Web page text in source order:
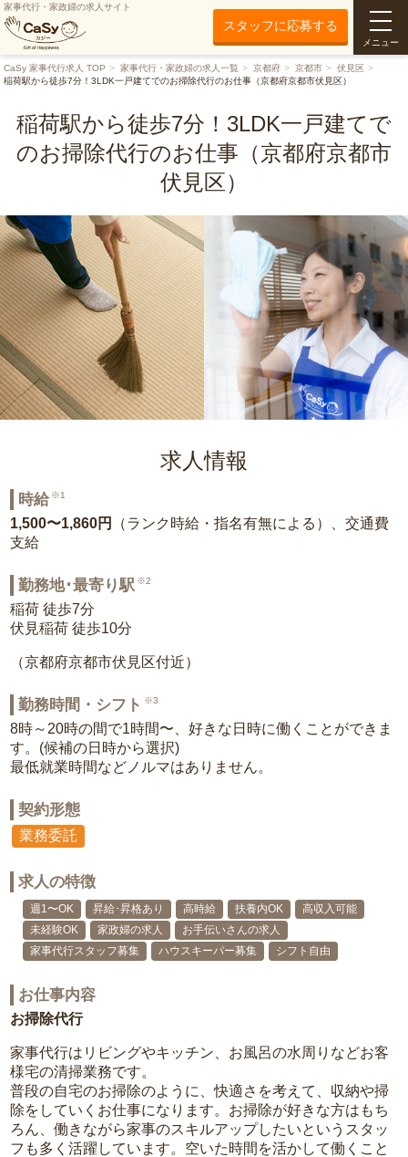
家事代行・家政婦の求人サイト
スタッフに応募する
メニュー
CaSy 家事代行求人 TOP 家事代行・家政婦の求人一覧 京都府 京都市
伏見区
稲荷駅から徒歩7分！3LDK一戸建てでのお掃除代行のお仕事（京都府京都市伏見区）
稲荷駅から徒歩7分！3LDK一戸建てで
のお掃除代行のお仕事（京都府京都市
伏見区）
求人情報
時給 ※1
1,500〜1,860円
（ランク時給・指名有無による）、交通費
支給
勤務地･最寄り駅 ※2
稲荷 徒歩7分
伏見稲荷 徒歩10分
（京都府京都市伏見区付近）
勤務時間・シフト ※3
8時～20時の間で1時間〜、好きな日時に働くことができま
す。(候補の日時から選択)
最低就業時間などノルマはありません。
契約形態
業務委託
求人の特徴
週1〜OK 昇給･昇格あり 高時給 扶養内OK
高収入可能
未経験OK
家政婦の求人
お手伝いさんの求人
家事代行スタッフ募集
ハウスキーパー募集 シフト自由
お仕事内容
お掃除代行
家事代行はリビングやキッチン、お風呂の水周りなどお客
様宅の清掃業務です。
普段の自宅のお掃除のように、快適さを考えて、収納や掃
除をしていくお仕事になります。お掃除が好きな方はもち
ろん、働きながら家事のスキルアップしたいというスタッ
フも多く活躍しています。空いた時間を活かして働くこと